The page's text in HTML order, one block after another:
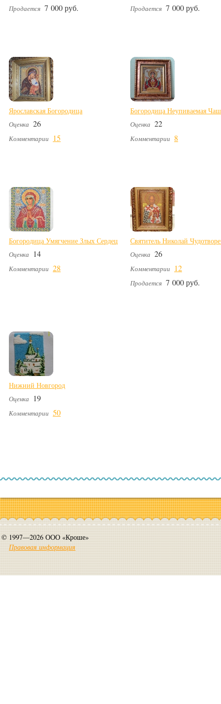
Продается 7 000 руб. Продается 7 000 руб.
Ярославская Богородица
Оценка 26
Комментарии 15
Богородица Неупиваемая
Оценка 22
Комментарии 8
Богородица Умягчение Злых Сердец
Оценка 14
Комментарии 28
Святитель Николай
Оценка 26
Комментарии 12
Продается 7 000 руб.
Нижний Новгород
Оценка 19
Комментарии 50
© 1997—2026 ООО «Кроше»
Правовая информация